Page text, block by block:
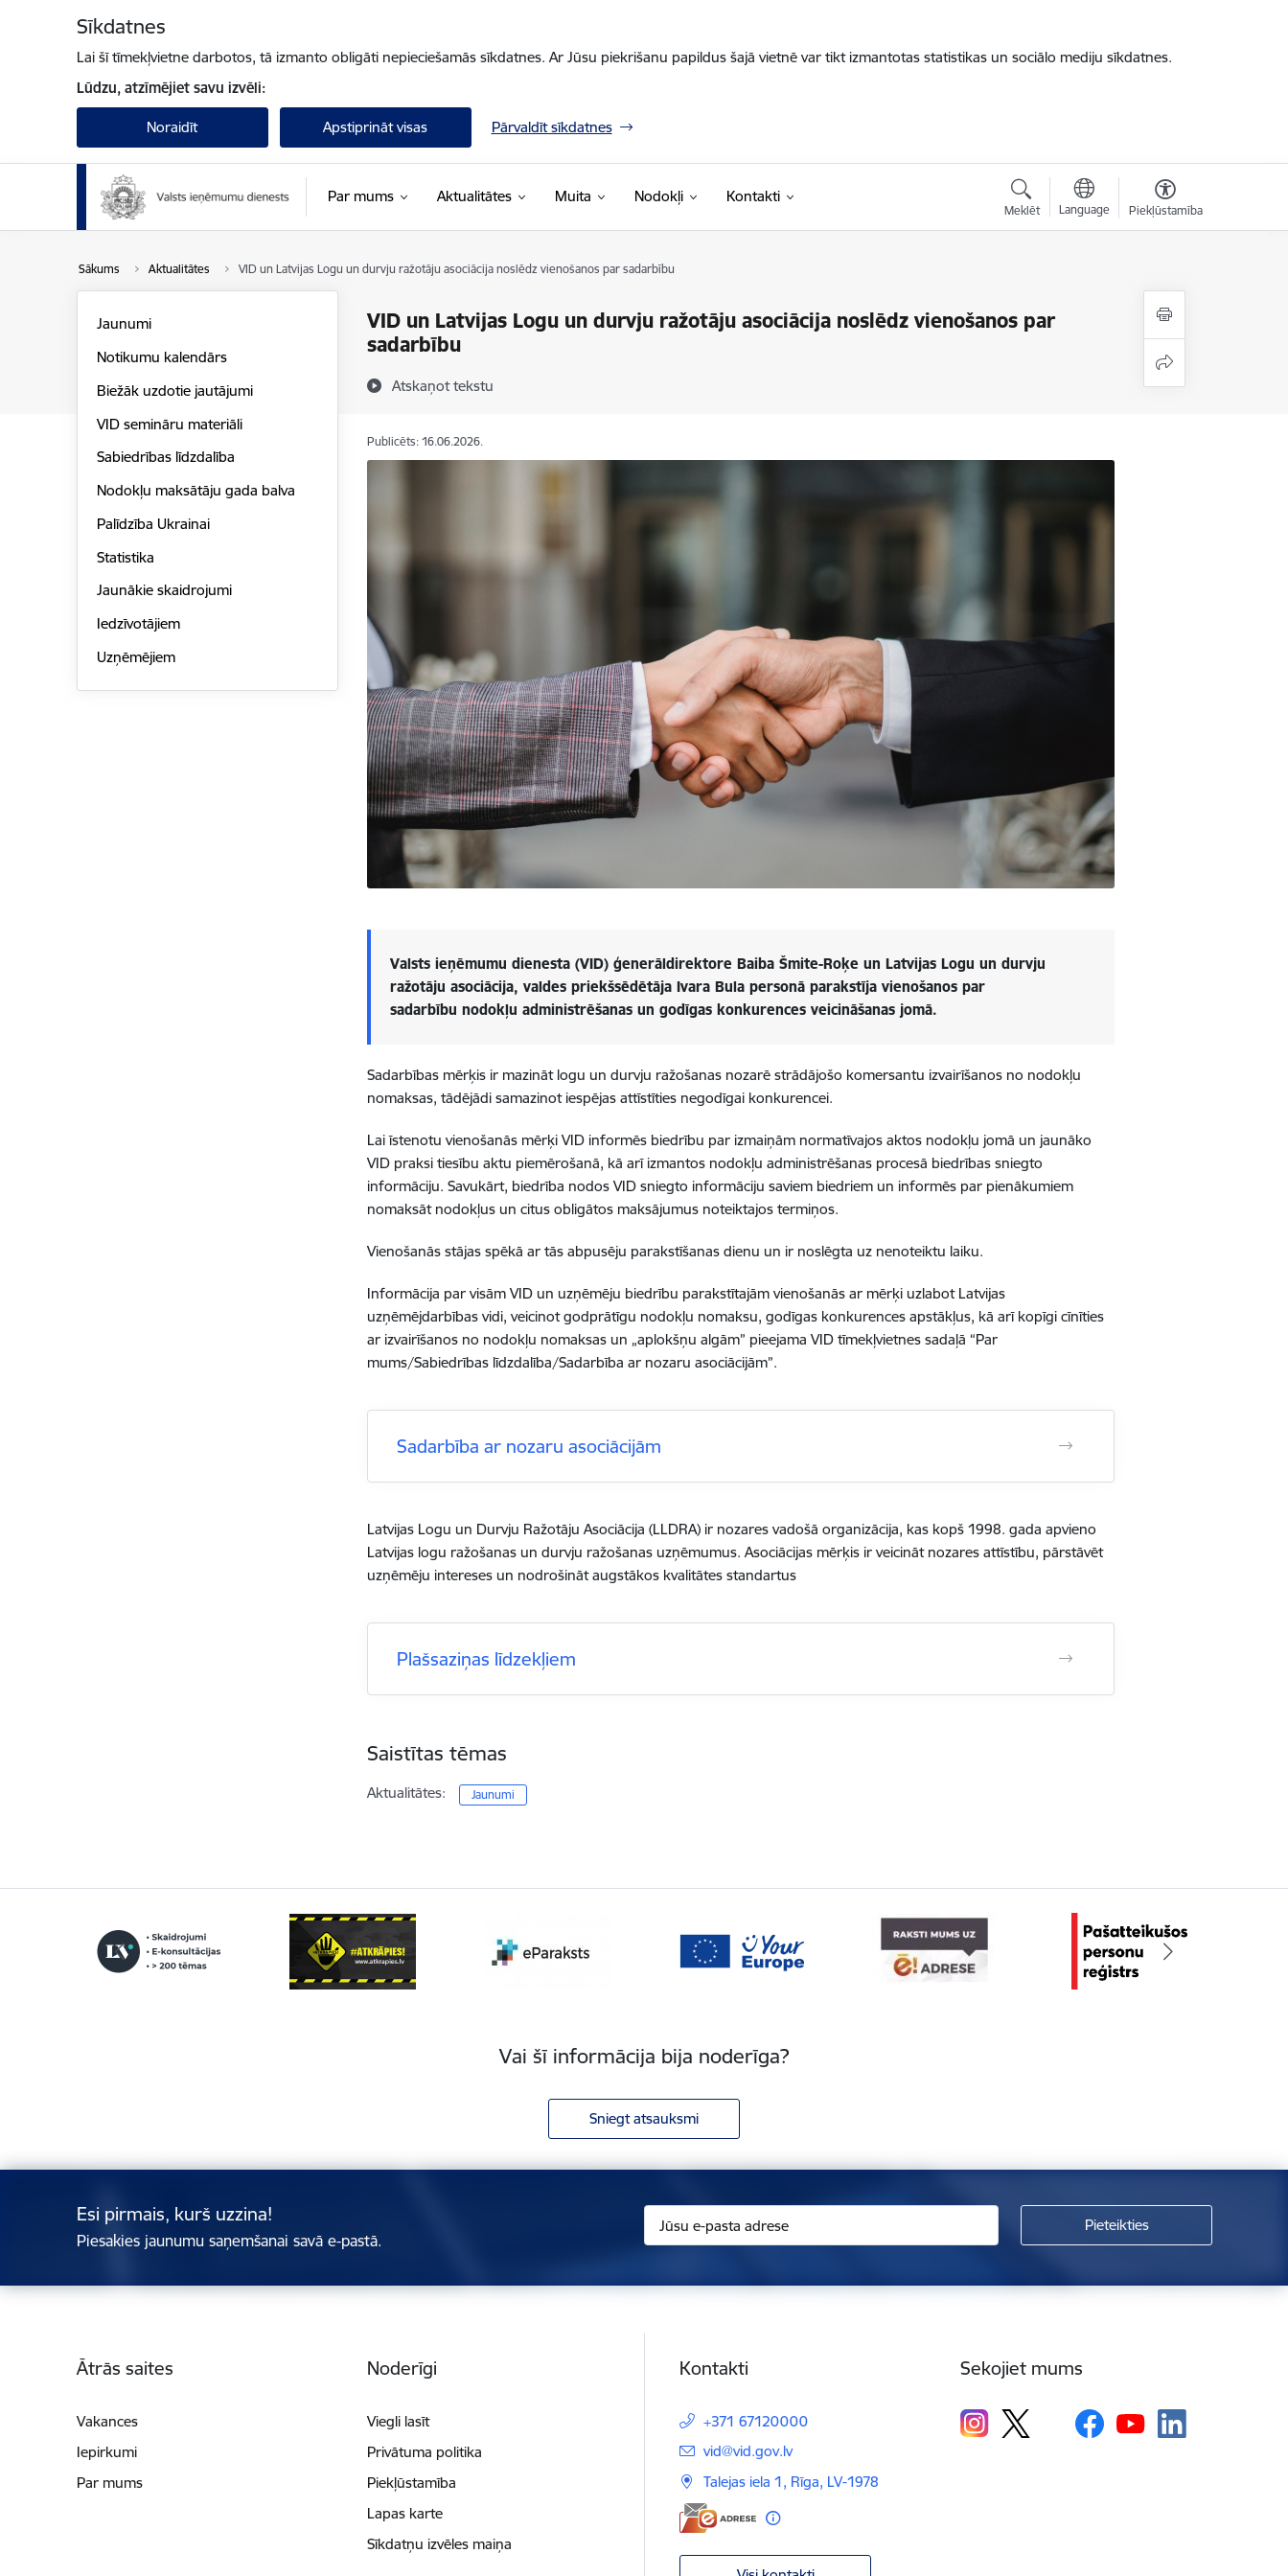
Sīkdatnes
Lai šī tīmekļvietne darbotos, tā izmanto obligāti nepieciešamās sīkdatnes. Ar Jūsu piekrišanu papildus šajā vietnē var tikt izmantotas statistikas un sociālo mediju sīkdatnes.
Lūdzu, atzīmējiet savu izvēli:
Noraidīt Apstiprināt visas Pārvaldīt sīkdatnes
Par mums Aktualitātes Muita Nodokļi Kontakti
Meklēt Language Piekļūstamība
Sākums Aktualitātes VID un Latvijas Logu un durvju ražotāju asociācija noslēdz vienošanos par sadarbību
VID un Latvijas Logu un durvju ražotāju asociācija noslēdz vienošanos par
sadarbību
Atskaņot tekstu
Jaunumi
Notikumu kalendārs
Biežāk uzdotie jautājumi
VID semināru materiāli
Sabiedrības līdzdalība
Nodokļu maksātāju gada balva
Palīdzība Ukrainai
Statistika
Jaunākie skaidrojumi
Iedzīvotājiem
Uzņēmējiem
Publicēts: 16.06.2026.
Valsts ieņēmumu dienesta (VID) ģenerāldirektore Baiba Šmite-Roķe un Latvijas Logu un durvju
ražotāju asociācija, valdes priekšsēdētāja Ivara Bula personā parakstīja vienošanos par
sadarbību nodokļu administrēšanas un godīgas konkurences veicināšanas jomā.
Sadarbības mērķis ir mazināt logu un durvju ražošanas nozarē strādājošo komersantu izvairīšanos no nodokļu
nomaksas, tādējādi samazinot iespējas attīstīties negodīgai konkurencei.
Lai īstenotu vienošanās mērķi VID informēs biedrību par izmaiņām normatīvajos aktos nodokļu jomā un jaunāko
VID praksi tiesību aktu piemērošanā, kā arī izmantos nodokļu administrēšanas procesā biedrības sniegto
informāciju. Savukārt, biedrība nodos VID sniegto informāciju saviem biedriem un informēs par pienākumiem
nomaksāt nodokļus un citus obligātos maksājumus noteiktajos termiņos.
Vienošanās stājas spēkā ar tās abpusēju parakstīšanas dienu un ir noslēgta uz nenoteiktu laiku.
Informācija par visām VID un uzņēmēju biedrību parakstītajām vienošanās ar mērķi uzlabot Latvijas
uzņēmējdarbības vidi, veicinot godprātīgu nodokļu nomaksu, godīgas konkurences apstākļus, kā arī kopīgi cīnīties
ar izvairīšanos no nodokļu nomaksas un „aplokšņu algām” pieejama VID tīmekļvietnes sadaļā “Par
mums/Sabiedrības līdzdalība/Sadarbība ar nozaru asociācijām”.
Sadarbība ar nozaru asociācijām
Latvijas Logu un Durvju Ražotāju Asociācija (LLDRA) ir nozares vadošā organizācija, kas kopš 1998. gada apvieno
Latvijas logu ražošanas un durvju ražošanas uzņēmumus. Asociācijas mērķis ir veicināt nozares attīstību, pārstāvēt
uzņēmēju intereses un nodrošināt augstākos kvalitātes standartus
Plašsaziņas līdzekļiem
Saistītas tēmas
Aktualitātes: Jaunumi
Vai šī informācija bija noderīga?
Sniegt atsauksmi
Esi pirmais, kurš uzzina!
Piesakies jaunumu saņemšanai savā e-pastā.
Ātrās saites
Vakances
Iepirkumi
Par mums
Noderīgi
Viegli lasīt
Privātuma politika
Piekļūstamība
Lapas karte
Sīkdatņu izvēles maiņa
Kontakti
+371 67120000
E-pasts:
vid@vid.gov.lv
Talejas iela 1, Rīga, LV-1978
Sekojiet mums